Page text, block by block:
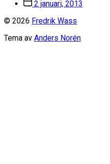
2 januari, 2013
© 2026 Fredrik Wass
Tema av Anders Norén